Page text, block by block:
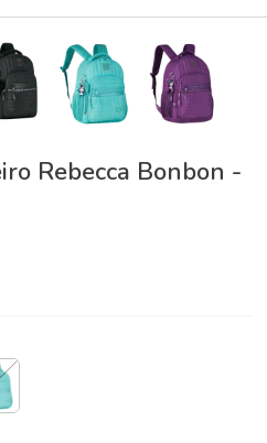
Rebecca Bonbon -